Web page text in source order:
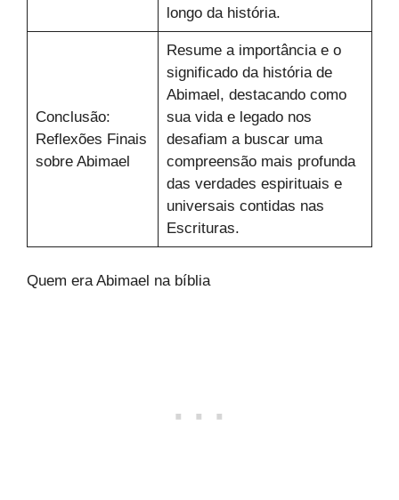
longo da história.
Conclusão:
Reflexões Finais
sobre Abimael
Resume a importância e o
significado da história de
Abimael, destacando como
sua vida e legado nos
desafiam a buscar uma
compreensão mais profunda
das verdades espirituais e
universais contidas nas
Escrituras.
Quem era Abimael na bíblia